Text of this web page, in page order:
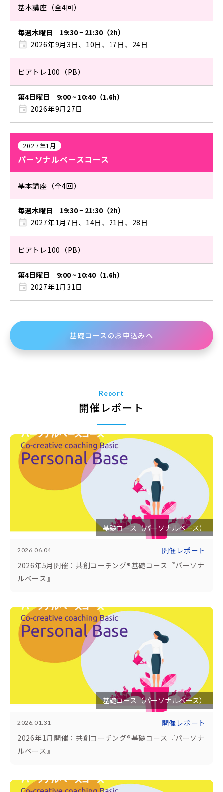
基本講座（全4回）
毎週木曜日 19:30 ~ 21:30（2h）
2026年9月3日、10日、17日、24日
ピアトレ100（PB）
第4日曜日 9:00 ~ 10:40（1.6h）
2026年9月27日
2027年1月
パーソナルベースコース
基本講座（全4回）
毎週木曜日 19:30 ~ 21:30（2h）
2027年1月7日、14日、21日、28日
ピアトレ100（PB）
第4日曜日 9:00 ~ 10:40（1.6h）
2027年1月31日
基礎コースのお申込みへ
Report
開催レポート
基礎コース（パーソナルベース）
2026.06.04
開催レポート
2026年5月開催：共創コーチング®基礎コース『パーソナ
ルベース』
基礎コース（パーソナルベース）
2026.01.31
開催レポート
2026年1月開催：共創コーチング®基礎コース『パーソナ
ルベース』